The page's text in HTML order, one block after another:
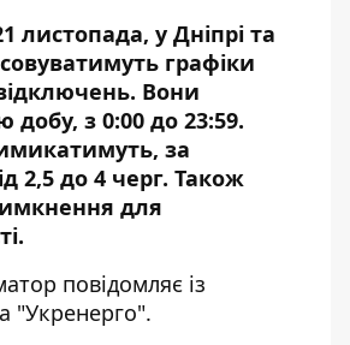
листопада, у Дніпрі та
графіки
Вони
добу, з 0:00 до 23:59.
за
2,5 до 4 черг. Також
для
повідомляє із
"Укренерго".